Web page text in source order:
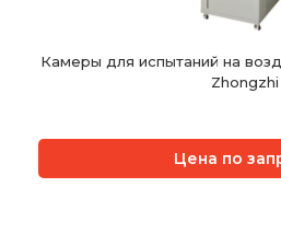
Камеры для испытаний на
Zhongzhi
Цена по